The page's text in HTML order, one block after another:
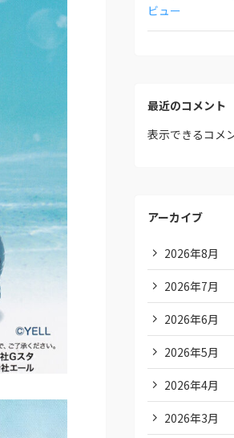
ビュー
最近のコメント
表示できるコメ
アーカイブ
2026年8月
2026年7月
2026年6月
2026年5月
2026年4月
2026年3月